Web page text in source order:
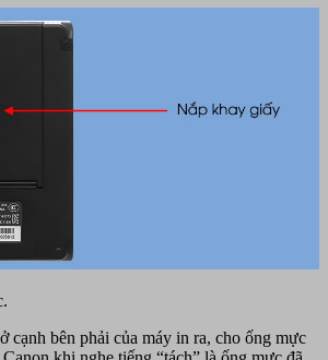
cạnh bên phải của máy in ra, cho ống mực